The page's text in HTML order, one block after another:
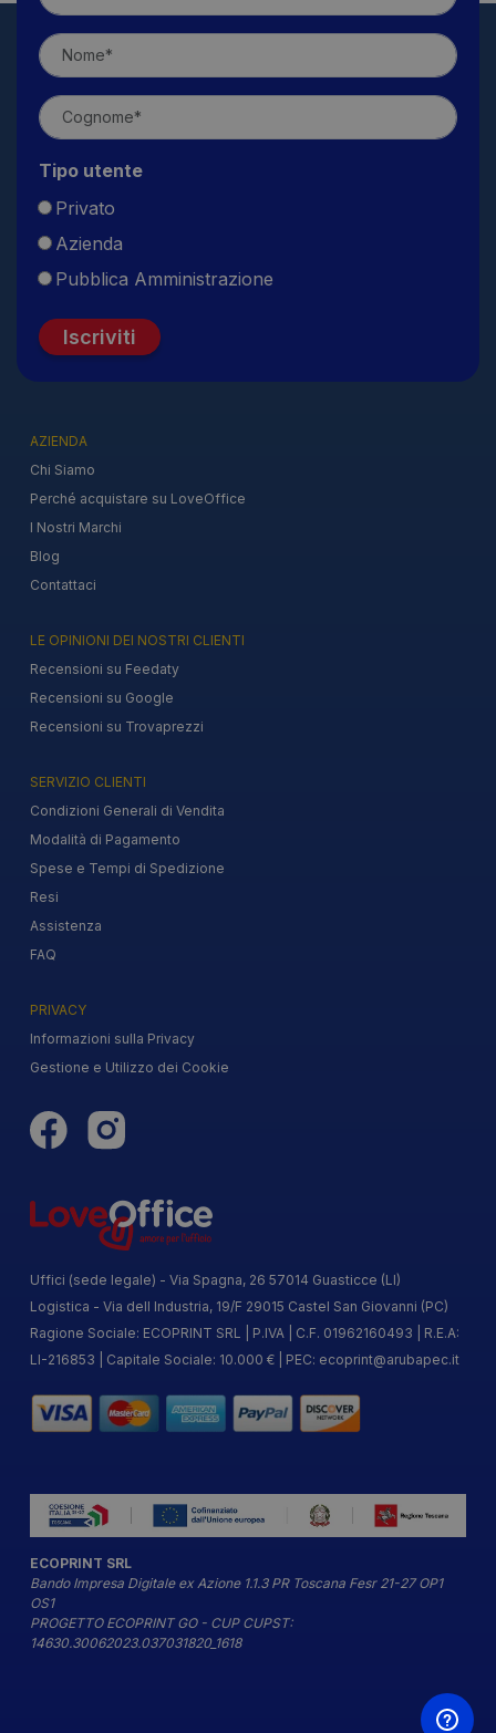
Tipo utente
Privato
Azienda
Pubblica Amministrazione
Iscriviti
AZIENDA
Chi Siamo
Perché acquistare su LoveOffice
I Nostri Marchi
Blog
Contattaci
LE OPINIONI DEI NOSTRI CLIENTI
Recensioni su Feedaty
Recensioni su Google
Recensioni su Trovaprezzi
SERVIZIO CLIENTI
Condizioni Generali di Vendita
Modalità di Pagamento
Spese e Tempi di Spedizione
Resi
Assistenza
FAQ
PRIVACY
Informazioni sulla Privacy
Gestione e Utilizzo dei Cookie
Uffici (sede legale) - Via Spagna, 26 57014 Guasticce (LI)
Logistica - Via dell Industria, 19/F 29015 Castel San Giovanni (PC)
Ragione Sociale: ECOPRINT SRL | P.IVA | C.F. 01962160493 | R.E.A:
LI-216853 | Capitale Sociale: 10.000 € | PEC: ecoprint@arubapec.it
ECOPRINT SRL
Bando Impresa Digitale ex Azione 1.1.3 PR Toscana Fesr 21-27 OP1
OS1
PROGETTO ECOPRINT GO - CUP CUPST:
14630.30062023.037031820_1618